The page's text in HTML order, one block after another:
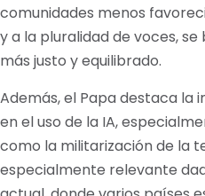
comunidades menos
y a la pluralidad de voces,
más justo y equilibrado.
Además, el Papa destaca la
en el uso de la IA,
como la militarización de la
especialmente relevante